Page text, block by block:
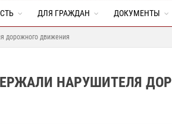
ДЛЯ ГРАЖДАН ДОКУМЕНТЫ
дорожного движения
НАРУШИТЕЛЯ